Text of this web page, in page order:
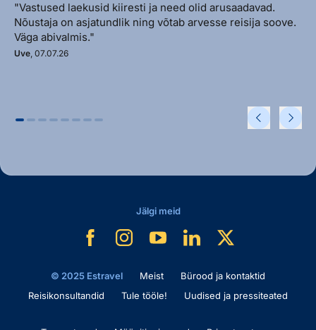
"Vastused laekusid kiiresti ja need olid arusaadavad.
Nõustaja on asjatundlik ning võtab arvesse reisija soove.
Väga abivalmis."
Uve, 07.07.26
© 2025 Estravel Meist
Bürood ja kontaktid
Reisikonsultandid
Tule tööle! Uudised ja pressiteated
Jälgi meid